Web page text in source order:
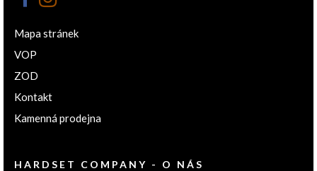
Mapa stránek
VOP
ZOD
Kontakt
Kamenná prodejna
HARDSET COMPANY - O NÁS